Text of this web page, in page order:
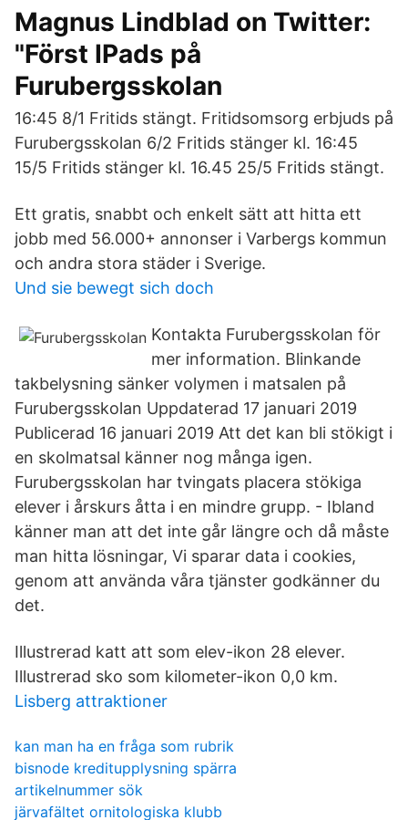
Magnus Lindblad on Twitter:
"Först IPads på
Furubergsskolan
16:45 8/1 Fritids stängt. Fritidsomsorg erbjuds på
Furubergsskolan 6/2 Fritids stänger kl. 16:45
15/5 Fritids stänger kl. 16.45 25/5 Fritids stängt.
Ett gratis, snabbt och enkelt sätt att hitta ett
jobb med 56.000+ annonser i Varbergs kommun
och andra stora städer i Sverige.
Und sie bewegt sich doch
Kontakta Furubergsskolan för
mer information. Blinkande
takbelysning sänker volymen i matsalen på
Furubergsskolan Uppdaterad 17 januari 2019
Publicerad 16 januari 2019 Att det kan bli stökigt i
en skolmatsal känner nog många igen.
Furubergsskolan har tvingats placera stökiga
elever i årskurs åtta i en mindre grupp. - Ibland
känner man att det inte går längre och då måste
man hitta lösningar, Vi sparar data i cookies,
genom att använda våra tjänster godkänner du
det.
Illustrerad katt att som elev-ikon 28 elever.
Illustrerad sko som kilometer-ikon 0,0 km.
Lisberg attraktioner
kan man ha en fråga som rubrik
bisnode kreditupplysning spärra
artikelnummer sök
järvafältet ornitologiska klubb